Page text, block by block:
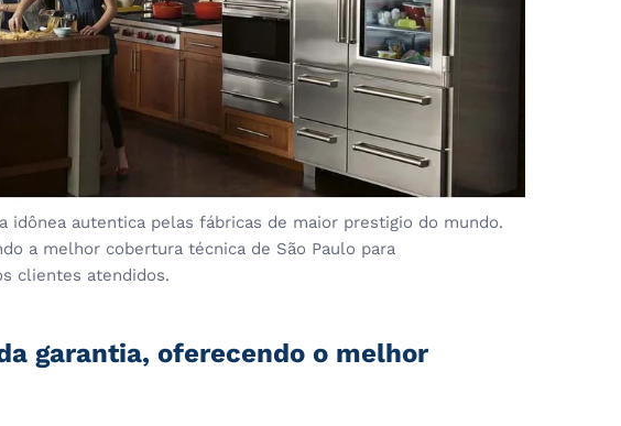
autentica pelas fábricas de maior prestigio do mundo.
a melhor cobertura técnica de São Paulo para
clientes atendidos.
garantia, oferecendo o melhor